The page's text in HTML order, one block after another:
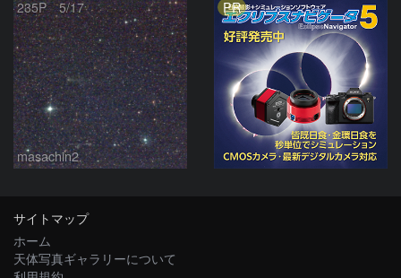
235P 5/17
masachin2
PR
サイトマップ
ホーム
天体写真ギャラリーについて